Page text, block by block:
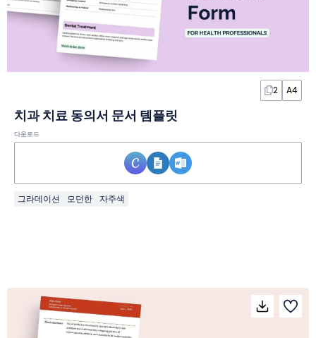
2 A4
치과 치료 동의서 문서 템플릿
다운로드
그라데이션 모던한 자주색